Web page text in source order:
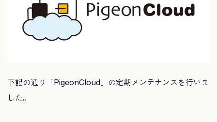
下記の通り「PigeonCloud」の定期メンテナンスを行いま
した。